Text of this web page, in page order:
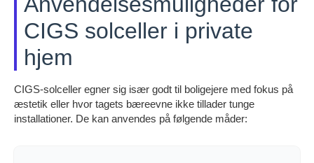
CIGS solceller i private
hjem
CIGS-solceller egner sig især godt til boligejere med fokus på
æstetik eller hvor tagets bæreevne ikke tillader tunge
installationer. De kan anvendes på følgende måder: